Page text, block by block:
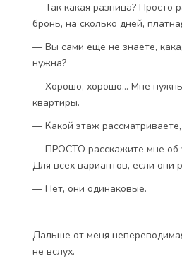
— Так какая разница? Просто
бронь, на сколько дней,
— Вы сами еще не знаете,
нужна?
— Хорошо, хорошо… Мне
квартиры.
— Какой этаж
— ПРОСТО расскажите мне об
Для всех вариантов, если они
— Нет, они одинаковые.
Дальше от меня
не вслух.